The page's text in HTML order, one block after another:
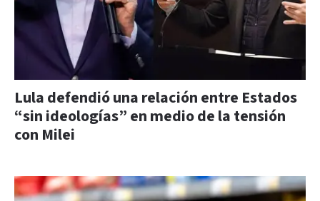
Lula defendió una relación entre Estados
“sin ideologías” en medio de la tensión
con Milei